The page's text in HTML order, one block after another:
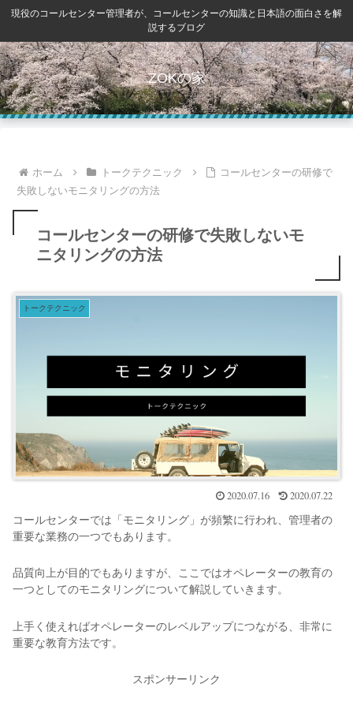
現役のコールセンター管理者が、コールセンターの知識と日本語の面白さを解
説するブログ
ZOKの家
ホーム トークテクニック
コールセンターの研修で
失敗しないモニタリングの方法
コールセンターの研修で失敗しないモ
ニタリングの方法
トークテクニック
2020.07.16 2020.07.22
コールセンターでは「モニタリング」が頻繁に行われ、管理者の
重要な業務の一つでもあります。
品質向上が目的でもありますが、ここではオペレーターの教育の
一つとしてのモニタリングについて解説していきます。
上手く使えればオペレーターのレベルアップにつながる、非常に
重要な教育方法です。
スポンサーリンク